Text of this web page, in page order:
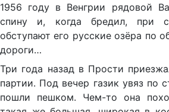
1956 году в Венгрии рядовой
спину и, когда бредил, при
обступают его русские озёра по
дороги…
Три года назад в Прости
партии. Под вечер газик увяз по
пошли пешком. Чем-то она